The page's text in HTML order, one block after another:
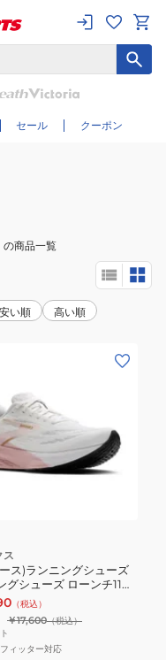
セール クーポン
の商品一覧
安い順 高い順
ス
ス)ランニングシューズ
グシューズ ローンチ11
W/P
（税込）
￥17,600（税込）
ィッター対応